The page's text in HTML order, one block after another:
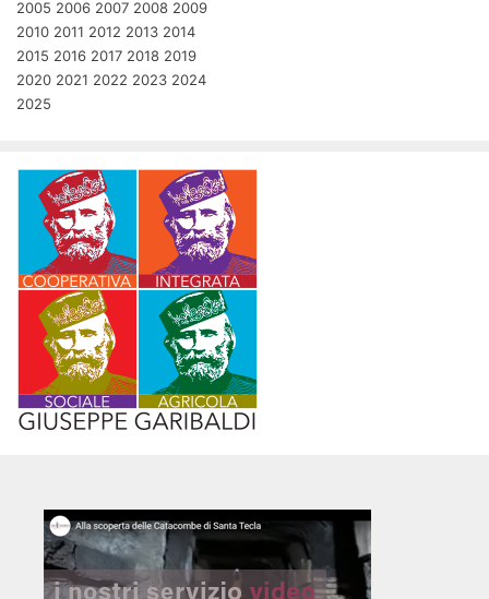
2005 2006 2007 2008 2009
2010 2011 2012 2013 2014
2015 2016 2017 2018 2019
2020 2021 2022 2023 2024
2025